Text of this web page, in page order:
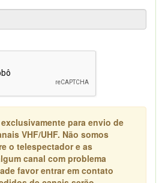
para envio de
VHF/UHF. Não somos
o telespectador e as
canal com problema
favor entrar em contato